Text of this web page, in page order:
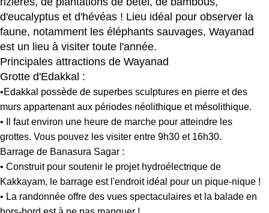
d'eucalyptus et d'hévéas ! Lieu idéal pour observer la
faune, notamment les éléphants sauvages, Wayanad
est un lieu à visiter toute l'année.
Principales attractions de Wayanad
Grotte d'Edakkal :
•Edakkal possède de superbes sculptures en pierre et des
murs appartenant aux périodes néolithique et mésolithique.
• Il faut environ une heure de marche pour atteindre les
grottes. Vous pouvez les visiter entre 9h30 et 16h30.
Barrage de Banasura Sagar :
• Construit pour soutenir le projet hydroélectrique de
Kakkayam, le barrage est l'endroit idéal pour un pique-nique !
• La randonnée offre des vues spectaculaires et la balade en